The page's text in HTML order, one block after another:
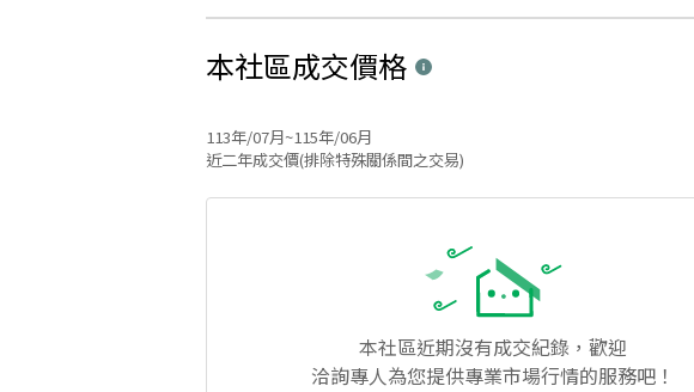
本社區成交價格
113年/07月~115年/06月
近二年成交價(排除特殊關係間之交易)
本社區近期沒有成交紀錄，歡迎
洽詢專人為您提供專業市場行情的服務吧！